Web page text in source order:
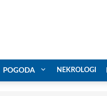
POGODA NEKROLOGI